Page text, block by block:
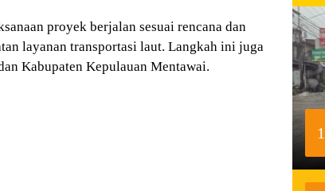
proyek berjalan sesuai rencana dan
layanan transportasi laut. Langkah ini juga
Kabupaten Kepulauan Mentawai.
1